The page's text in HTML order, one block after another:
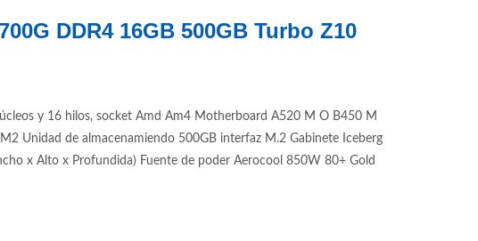
DDR4 16GB 500GB Turbo Z10
y 16 hilos, socket Amd Am4 Motherboard A520 M O B450 M
Unidad de almacenamiendo 500GB interfaz M.2 Gabinete Iceberg
x Alto x Profundida) Fuente de poder Aerocool 850W 80+ Gold